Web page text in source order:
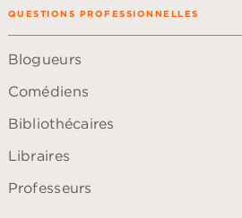
QUESTIONS PROFESSIONNELLES
Blogueurs
Comédiens
Bibliothécaires
Libraires
Professeurs